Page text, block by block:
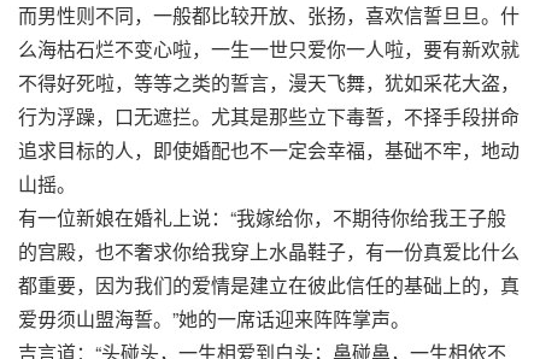
而男性则不同，一般都比较开放、张扬，喜欢信誓旦旦。什
么海枯石烂不变心啦，一生一世只爱你一人啦，要有新欢就
不得好死啦，等等之类的誓言，漫天飞舞，犹如采花大盗，
行为浮躁，口无遮拦。尤其是那些立下毒誓，不择手段拼命
追求目标的人，即使婚配也不一定会幸福，基础不牢，地动
山摇。
有一位新娘在婚礼上说：“我嫁给你，不期待你给我王子般
的宫殿，也不奢求你给我穿上水晶鞋子，有一份真爱比什么
都重要，因为我们的爱情是建立在彼此信任的基础上的，真
爱毋须山盟海誓。”她的一席话迎来阵阵掌声。
吉言道：“头碰头，一生相爱到白头；鼻碰鼻，一生相依不